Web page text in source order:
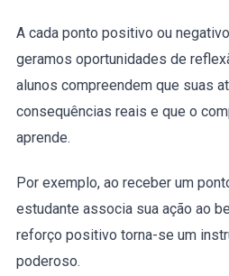
A cada ponto positivo ou
geramos oportunidades de
alunos compreendem que suas
consequências reais e que o
aprende.
Por exemplo, ao receber um
estudante associa sua ação ao
reforço positivo torna-se um
poderoso.